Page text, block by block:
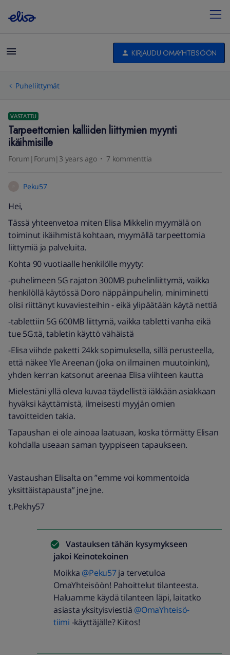
KIRJAUDU OMAYHTEISÖÖN
Puheliittymät
VASTATTU
Tarpeettomien kalliiden liittymien myynti
ikäihmisille
Forum|Forum|3 years ago 7 kommenttia
Peku57
Hei,
Tässä yhteenvetoa miten Elisa Mikkelin myymälä on
toiminut ikäihmistä kohtaan, myymällä tarpeettomia
liittymiä ja palveluita.
Kohta 90 vuotiaalle henkilölle myyty:
-puhelimeen 5G rajaton 300MB puhelinliittymä, vaikka
henkilöllä käytössä Doro näppäinpuhelin, miniminetti
olisi riittänyt kuvaviesteihin - eikä ylipäätään käytä nettiä
-tablettiin 5G 600MB liittymä, vaikka tabletti vanha eikä
tue 5G:tä, tabletin käyttö vähäistä
-Elisa viihde paketti 24kk sopimuksella, sillä perusteella,
että näkee Yle Areenan (joka on ilmainen muutoinkin),
yhden kerran katsonut areenaa Elisa viihteen kautta
Mielestäni yllä oleva kuvaa täydellistä iäkkään asiakkaan
hyväksi käyttämistä, ilmeisesti myyjän omien
tavoitteiden takia.
Tapaushan ei ole ainoaa laatuaan, koska törmätty Elisan
kohdalla useaan saman tyyppiseen tapaukseen.
Vastaushan Elisalta on ”emme voi kommentoida
yksittäistapausta” jne jne.
t.Pekhy57
Vastauksen tähän kysymykseen
jakoi Keinotekoinen
Moikka @Peku57ja tervetuloa
OmaYhteisöön! Pahoittelut tilanteesta.
Haluamme käydä tilanteen läpi, laitatko
asiasta yksityisviestiä @OmaYhteisö-
tiimi -käyttäjälle? Kiitos!